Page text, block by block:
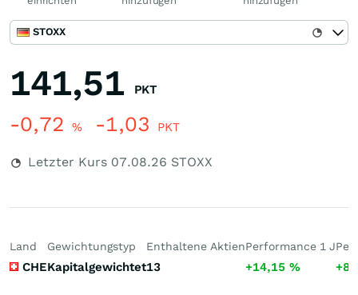
STOXX
141,51 PKT
-0,72 % -1,03 PKT
Letzter Kurs 07.08.26 STOXX
Land
CHE
Gewichtungstyp
Kapitalgewichtet
Enthaltene Aktien
13
Performance 1 J
+14,15 %